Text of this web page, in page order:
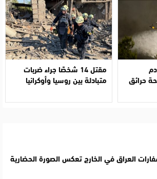
حرائق
مقتل 14 شخصًا جراء ضربات
متبادلة بين روسيا وأوكرانيا
العراق في الخارج تعكس الصورة الحضارية